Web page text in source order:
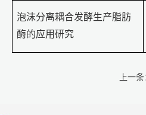
泡沫分离耦合发酵生产脂肪
酶的应用研究
上一条